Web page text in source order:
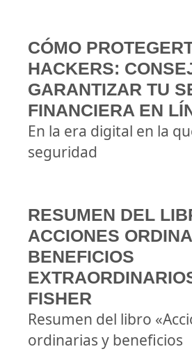
CÓMO
HACKERS:
GARANTIZAR TU
FINANCIERA EN
En la era digital en la
seguridad
RESUMEN DEL
ACCIONES
BENEFICIOS
FISHER
Resumen del libro
ordinarias y beneficios